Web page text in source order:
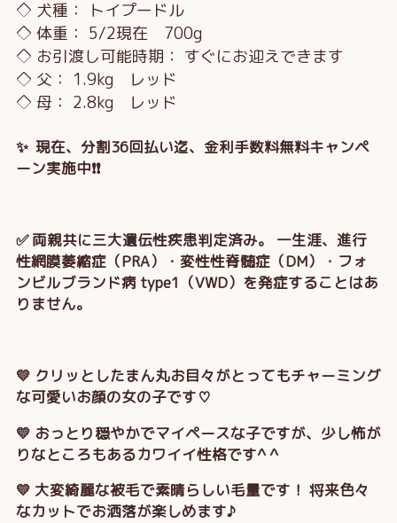
◇ 犬種： トイプードル
◇ 体重： 5/2現在 700g
◇ お引渡し可能時期： すぐにお迎えできます
◇ 父： 1.9kg レッド
◇ 母： 2.8kg レッド
✨ 現在、分割36回払い迄、金利手数料無料キャンペ
ーン実施中❗❗
✅ 両親共に三大遺伝性疾患判定済み。 一生涯、進行
性網膜萎縮症（PRA）・変性性脊髄症（DM）・フォ
ンビルブランド病 type1（VWD）を発症することはあ
りません。
💛 クリッとしたまん丸お目々がとってもチャーミング
な可愛いお顔の女の子です♡
💛 おっとり穏やかでマイペースな子ですが、少し怖が
りなところもあるカワイイ性格です^ ^
💛 大変綺麗な被毛で素晴らしい毛量です！ 将来色々
なカットでお洒落が楽しめます♪